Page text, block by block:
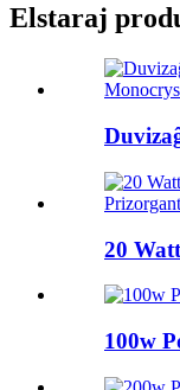
Elstaraj
20
100w